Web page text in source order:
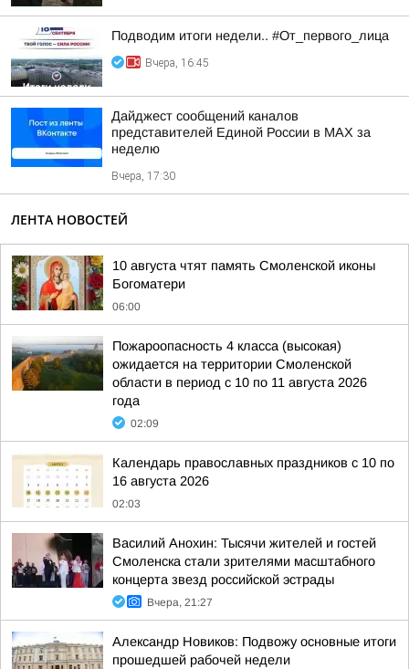
Подводим итоги недели.. #От_первого_лица
Вчера, 16:45
Дайджест сообщений каналов
представителей Единой России в МАХ за
неделю
Вчера, 17:30
ЛЕНТА НОВОСТЕЙ
10 августа чтят память Смоленской иконы
Богоматери
06:00
Пожароопасность 4 класса (высокая)
ожидается на территории Смоленской
области в период с 10 по 11 августа 2026
года
02:09
Календарь православных праздников с 10 по
16 августа 2026
02:03
Василий Анохин: Тысячи жителей и гостей
Смоленска стали зрителями масштабного
концерта звезд российской эстрады
Вчера, 21:27
Александр Новиков: Подвожу основные итоги
прошедшей рабочей недели